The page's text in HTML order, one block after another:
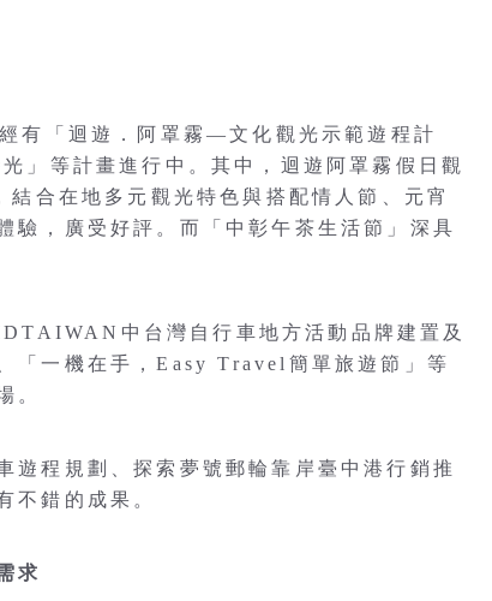
有「迴遊．阿罩霧—文化觀光示範遊程計
」等計畫進行中。其中，迴遊阿罩霧假日觀
合在地多元觀光特色與搭配情人節、元宵
驗，廣受好評。而「中彰午茶生活節」深具
中台灣自行車地方活動品牌建置及
「一機在手，Easy Travel簡單旅遊節」等
。
遊程規劃、探索夢號郵輪靠岸臺中港行銷推
不錯的成果。
求